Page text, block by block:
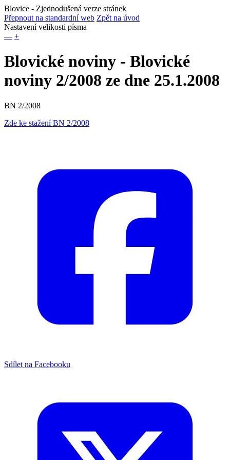
Blovice - Zjednodušená verze stránek
Přepnout na standardní web Zpět na úvod
Nastavení velikosti písma
— +
Blovické noviny - Blovické
noviny 2/2008 ze dne 25.1.2008
BN 2/2008
Zde ke stažení BN 2/2008
Sdílet na Facebooku